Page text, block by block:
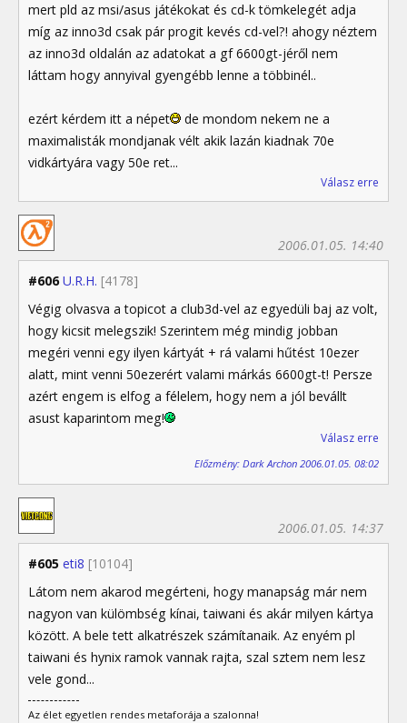
mert pld az msi/asus játékokat és cd-k tömkelegét adja
míg az inno3d csak pár progit kevés cd-vel?! ahogy néztem
az inno3d oldalán az adatokat a gf 6600gt-jéről nem
láttam hogy annyival gyengébb lenne a többinél..
ezért kérdem itt a népet
de mondom nekem ne a
maximalisták mondjanak vélt akik lazán kiadnak 70e
vidkártyára vagy 50e ret...
Válasz erre
#606 U.R.H. [4178]
2006.01.05. 14:40
Végig olvasva a topicot a club3d-vel az egyedüli baj az volt,
hogy kicsit melegszik! Szerintem még mindig jobban
megéri venni egy ilyen kártyát + rá valami hűtést 10ezer
alatt, mint venni 50ezerért valami márkás 6600gt-t! Persze
azért engem is elfog a félelem, hogy nem a jól bevállt
asust kaparintom meg!
Válasz erre
Előzmény: Dark Archon 2006.01.05. 08:02
#605 eti8 [10104]
2006.01.05. 14:37
Látom nem akarod megérteni, hogy manapság már nem
nagyon van külömbség kínai, taiwani és akár milyen kártya
között. A bele tett alkatrészek számítanaik. Az enyém pl
taiwani és hynix ramok vannak rajta, szal sztem nem lesz
vele gond...
Az élet egyetlen rendes metaforája a szalonna!